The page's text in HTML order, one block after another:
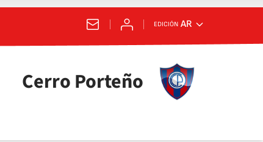
EDICIÓN AR
Cerro Porteño